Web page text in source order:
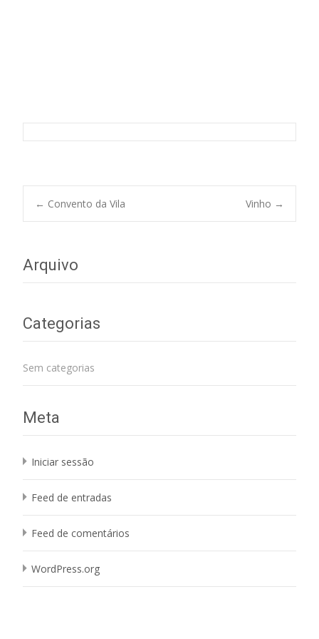
Post
← Convento da Vila Vinho →
Arquivo
Categorias
Sem categorias
Meta
Iniciar sessão
Feed de entradas
Feed de comentários
WordPress.org